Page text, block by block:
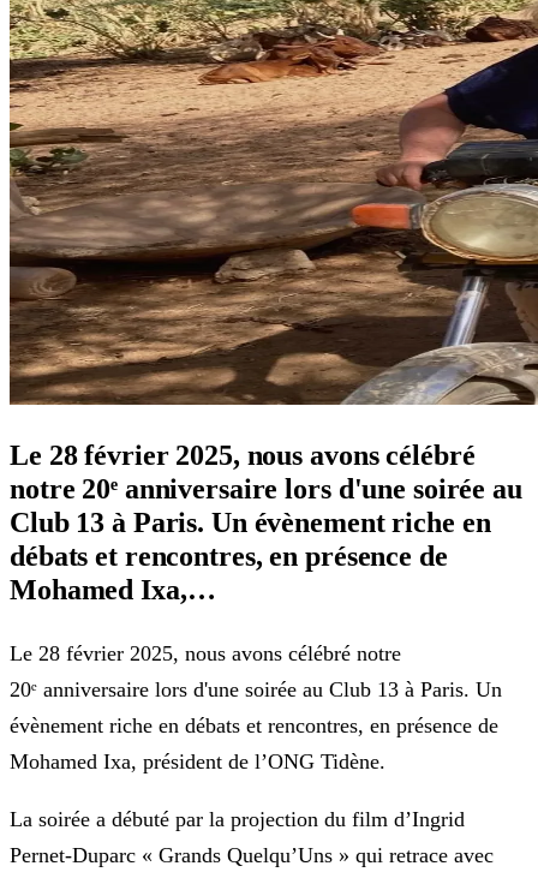
Le 28 février 2025, nous avons célébré
notre 20ᵉ anniversaire lors d'une soirée au
Club 13 à Paris. Un évènement riche en
débats et rencontres, en présence de
Mohamed Ixa,…
Le 28 février 2025, nous avons célébré notre
20ᵉ anniversaire lors d'une soirée au Club 13 à Paris. Un
évènement riche en débats et rencontres, en présence de
Mohamed Ixa, président de l’ONG Tidène.
La soirée a débuté par la projection du film d’Ingrid
Pernet-Duparc « Grands Quelqu’Uns » qui retrace avec